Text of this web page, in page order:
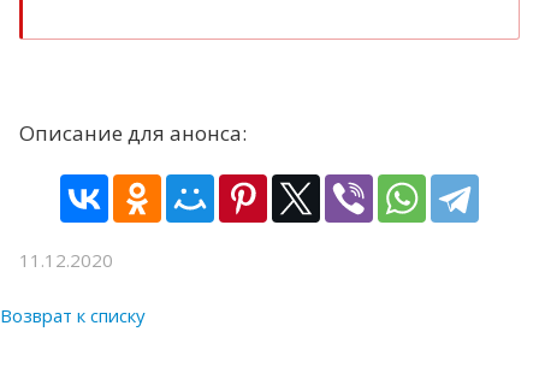
Описание для анонса:
11.12.2020
Возврат к списку